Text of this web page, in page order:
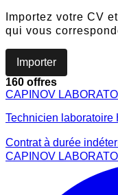
Importez votre CV
qui vous
Importer
160 offres
CAPINOV
Technicien laboratoire
Contrat à durée
CAPINOV